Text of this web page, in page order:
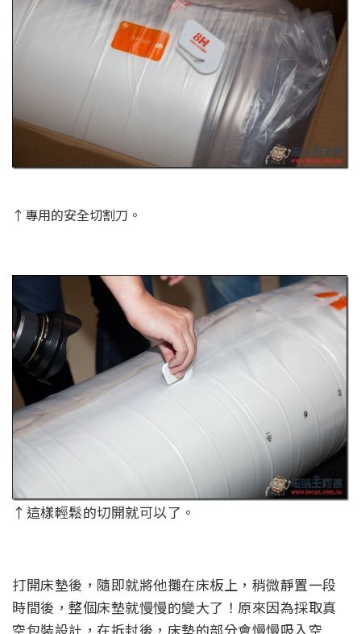
↑專用的安全切割刀。
↑這樣輕鬆的切開就可以了。
打開床墊後，隨即就將他攤在床板上，稍微靜置一段
時間後，整個床墊就慢慢的變大了！原來因為採取真
空包裝設計，在拆封後，床墊的部分會慢慢吸入空